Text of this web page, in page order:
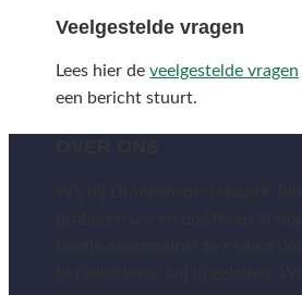
Veelgestelde vragen
Lees hier deveelgestelde vragen
een bericht stuurt.